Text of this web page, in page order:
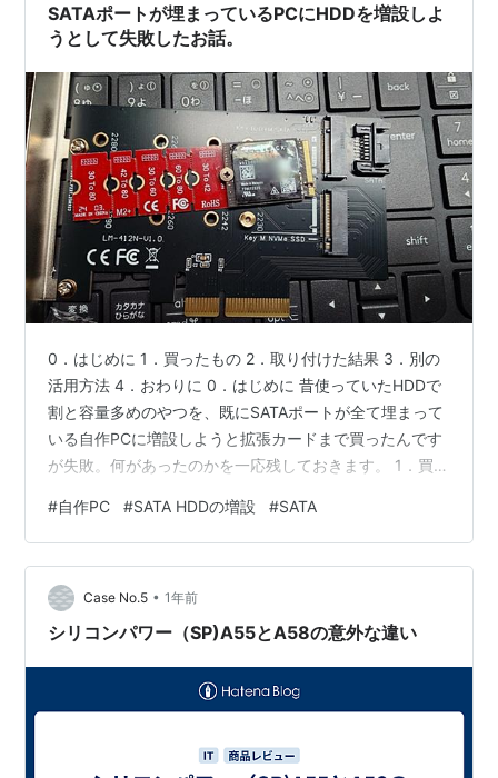
SATAポートが埋まっているPCにHDDを増設しよ
うとして失敗したお話。
0．はじめに 1．買ったもの 2．取り付けた結果 3．別の
活用方法 4．おわりに 0．はじめに 昔使っていたHDDで
割と容量多めのやつを、既にSATAポートが全て埋まって
いる自作PCに増設しようと拡張カードまで買ったんです
が失敗。何があったのかを一応残しておきます。 1．買っ
きるものを購入したのですが、それが功を奏すことにな
るとは...。 www.ainex.jp kakaku.com 5インチベイのド
ライブが余っていたので、そこに増設しようと目論んで
いました。そこで買ったのはこれ。 www.ainex.jp 2．取
り付けた結果 付属のブ…
#自作PC #SATA HDDの増設 #SATA
Case No.5 • 1年前
シリコンパワー（SP)A55とA58の意外な違い